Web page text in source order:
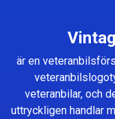
är en
veteranbilar, och
uttryckligen handlar